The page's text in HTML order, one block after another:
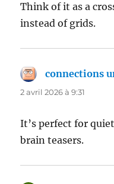
Think of it as a
instead of grids.
connections
2 avril 2026 à 9:31
It’s perfect for
brain teasers.